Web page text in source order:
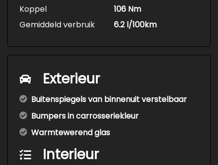
Koppel
106 Nm
Gemiddeld verbruik
6.2 l/100km
Exterieur
Buitenspiegels van binnenuit verstelbaar
Bumpers in carrosseriekleur
Warmtewerend glas
Interieur